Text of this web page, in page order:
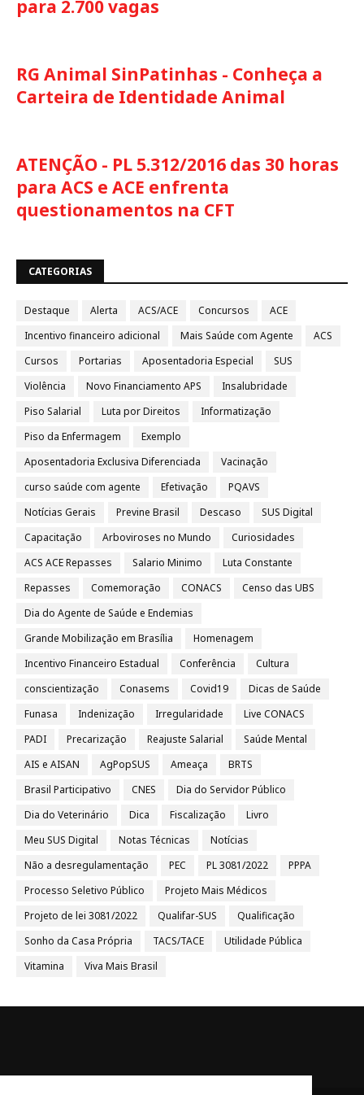
para 2.700 vagas
RG Animal SinPatinhas - Conheça a
Carteira de Identidade Animal
ATENÇÃO - PL 5.312/2016 das 30 horas
para ACS e ACE enfrenta
questionamentos na CFT
CATEGORIAS
Destaque Alerta ACS/ACE Concursos
ACE
Incentivo financeiro adicional
Mais Saúde com Agente
ACS
Cursos
Portarias Aposentadoria Especial
SUS
Violência
Novo Financiamento APS
Insalubridade
Piso Salarial
Luta por Direitos
Informatização
Piso da Enfermagem
Exemplo
Aposentadoria Exclusiva Diferenciada
Vacinação
curso saúde com agente
Efetivação
PQAVS
Notícias Gerais
Previne Brasil Descaso
SUS Digital
Capacitação
Arboviroses no Mundo
Curiosidades
ACS ACE Repasses
Salario Minimo
Luta Constante
Repasses
Comemoração CONACS
Censo das UBS
Dia do Agente de Saúde e Endemias
Grande Mobilização em Brasília
Homenagem
Incentivo Financeiro Estadual
Conferência
Cultura
conscientização
Conasems Covid19
Dicas de Saúde
Funasa
Indenização Irregularidade
Live CONACS
PADI
Precarização Reajuste Salarial
Saúde Mental
AIS e AISAN
AgPopSUS Ameaça
BRTS
Brasil Participativo
CNES
Dia do Servidor Público
Dia do Veterinário
Dica Fiscalização
Livro
Meu SUS Digital
Notas Técnicas
Notícias
Não a desregulamentação
PEC PL 3081/2022
PPPA
Processo Seletivo Público
Projeto Mais Médicos
Projeto de lei 3081/2022
Qualifar-SUS
Qualificação
Sonho da Casa Própria
TACS/TACE
Utilidade Pública
Vitamina
Viva Mais Brasil